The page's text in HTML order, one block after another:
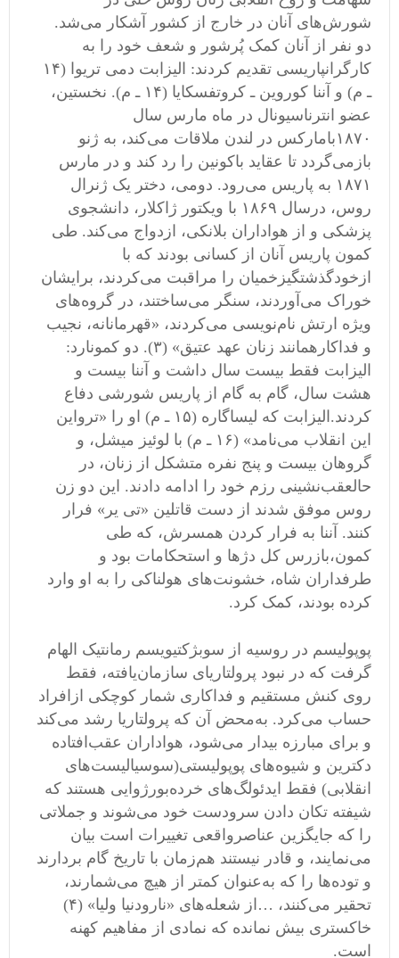
شورشهای آنان در خارج از کشور آشکار میشد.
دو نفر از آنان کمک پُرشور و شعف خود را به
کارگرانپاریسی تقدیم کردند: الیزابت دمی تریوا (۱۴
ـ م) و آننا کوروین ـ کروتفسکایا (۱۴ ـ م ). نخستین،
عضو انترناسیونال در ماه مارس سال
۱۸۷۰بامارکس در لندن ملاقات می
کند، به ژنو
بازمیگردد تا عقاید باکونین را رد کند و در مارس
۱۸۷۱ به پاریس می
رود. دومی، دختر یک ژنرال
روس، درسال ۱۸۶۹ با ویکتور ژاکلار، دانشجوی
پزشکی و از هواداران بلانکی، ازدواج میکند. طی
کمون پاریس آنان از کسانی بودند که با
از خودگذشتگیزخمیان را مراقبت میکردند، برایشان
خوراک می آوردند، سنگر میساختند، در گروههای
ویژه ارتش نامنویسی میکردند، «قهرمانانه، نجیب
و فداکارهمانند زنان عهد عتیق» (۳). دو کمونارد:
الیزابت فقط بیست سال داشت و آننا بیست و
هشت سال، گام به گام از پاریس شورشی دفاع
کردند. الیزابت که لیساگاره (۱۵ ـ م ) او را «ترواین
این انقلاب مینامد» (۱۶ ـ م ) با لوئیز میشل، و
گروهان بیست و پنج نفره متشکل از زنان، در
حالعقبنشینی رزم خود را ادامه دادند. این دو زن
روس موفق شدند از دست قاتلین «تی یر » فرار
کنند. آننا به فرار کردن همسرش، که طی
کمون،بازرس کل دژ ها و استحکامات بود و
طرفداران شاه، خشونتهای هولناکی را به او وارد
کرده بودند، کمک کرد.
پوپولیسم در روسیه از سوبژکتیویسم رمانتیک الهام
گرفت که در نبود پرولتاریای سازمانیافته، فقط
روی کنش مستقیم و فداکاری شمار کوچکی ازافراد
حساب میکرد. بهمحض آن که پرولتاریا رشد میکند
و برای مبارزه بیدار میشود، هواداران عقب افتاده
دکترین و شیوههای پوپولیستی(سوسیالیستهای
انقلابی) فقط ایدئولگهای خردهبورژوایی هستند که
شیفته تکان دادن سر ودست خود میشوند و جملاتی
را که جایگزین عناصرواقعی تغییرات است بیان
مینمایند، و قادر نیستند همزمان با تاریخ گام بردارند
و تودهها را که بهعنوان کمتر از هیچ میشمارند،
تحقیر میکنند، … از شعلههای «نارودنیا ولیا» (۴)
خاکستری بیش نمانده که نمادی از مفاهیم کهنه
است.